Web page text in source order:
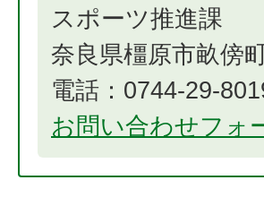
スポーツ推進課
奈良県橿原市畝傍
電話：0744-29-
お問い合わせフォ